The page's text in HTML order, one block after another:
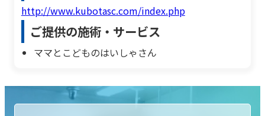
http://www.kubotasc.com/index.php
ご提供の施術・サービス
ママとこどものはいしゃさん